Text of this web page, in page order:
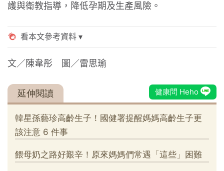
護與衛教指導，降低孕期及生產風險。
文／陳韋彤 圖／雷思瑜